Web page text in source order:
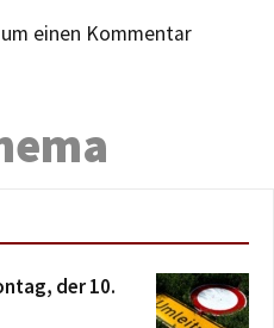
einen Kommentar
der 10.